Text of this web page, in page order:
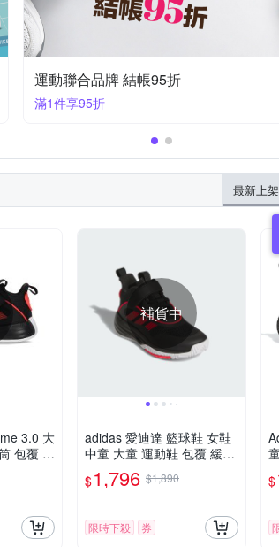
運動聯合品牌 結帳95折
滿1件享95折
最新上架
3.0 大
包覆 魔
鞋 JQ7
補貨中
adidas 愛迪達 籃球鞋 女鞋
中童 大童 運動鞋 包覆 緩震
魔鬼氈 OWNTHEGAME 3.0
K 黑紅 JQ7939
$1,796 $1,890
限時下殺 券
$